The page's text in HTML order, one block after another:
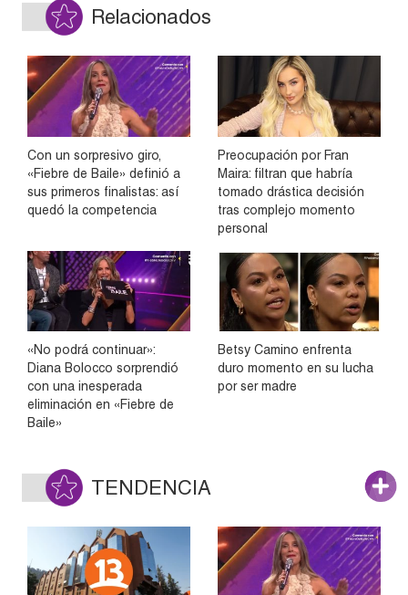
Relacionados
Con un sorpresivo giro,
«Fiebre de Baile» definió a
sus primeros finalistas: así
quedó la competencia
Preocupación por Fran
Maira: filtran que habría
tomado drástica decisión
tras complejo momento
personal
«No podrá continuar»:
Diana Bolocco sorprendió
con una inesperada
eliminación en «Fiebre de
Baile»
Betsy Camino enfrenta
duro momento en su lucha
por ser madre
TENDENCIA